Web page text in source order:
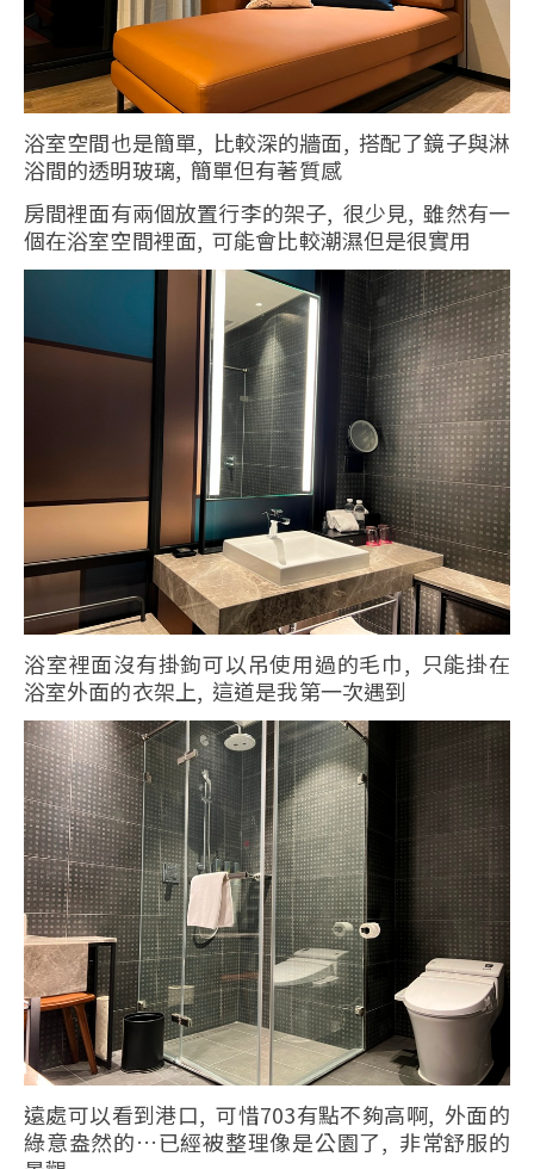
浴室空間也是簡單, 比較深的牆面, 搭配了鏡子與淋
浴間的透明玻璃, 簡單但有著質感
房間裡面有兩個放置行李的架子, 很少見, 雖然有一
個在浴室空間裡面, 可能會比較潮濕但是很實用
浴室裡面沒有掛鉤可以吊使用過的毛巾, 只能掛在
浴室外面的衣架上, 這道是我第一次遇到
遠處可以看到港口, 可惜703有點不夠高啊, 外面的
綠意盎然的…已經被整理像是公園了, 非常舒服的